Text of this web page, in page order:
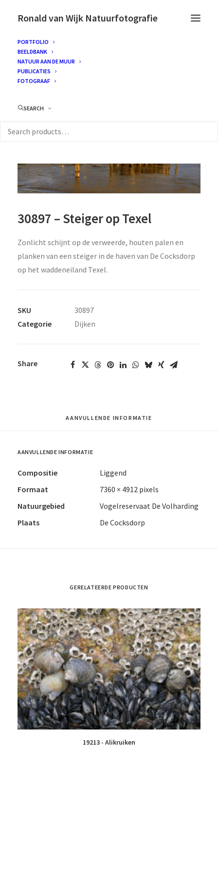
Ronald van Wijk Natuurfotografie
PORTFOLIO
BEELDBANK
NATUUR AAN DE MUUR
PUBLICATIES
FOTOGRAAF
SEARCH
30897 – Steiger op Texel
Zonlicht schijnt op de verweerde, houten palen en
planken van een steiger in de haven van De Cocksdorp
op het waddeneiland Texel.
SKU
30897
Categorie
Dijken
Share
AANVULLENDE INFORMATIE
AANVULLENDE INFORMATIE
Compositie
Liggend
Formaat
7360 × 4912 pixels
Natuurgebied
Vogelreservaat De Volharding
Plaats
De Cocksdorp
GERELATEERDE PRODUCTEN
19213 - Alikruiken